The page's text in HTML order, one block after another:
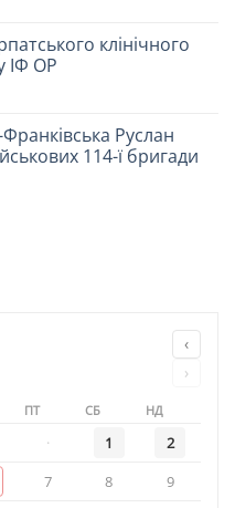
клінічного
ІФ ОР
Руслан
114-ї бригади
‹
›
ПТ СБ НД
· 1
2
7 8 9